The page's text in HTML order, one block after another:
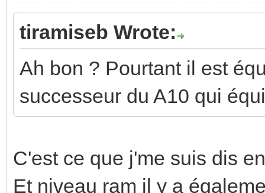
tiramiseb Wrote:
Ah bon ? Pourtant il est
successeur du A10 qui
C'est ce que j'me suis dis
Et niveau ram il y a